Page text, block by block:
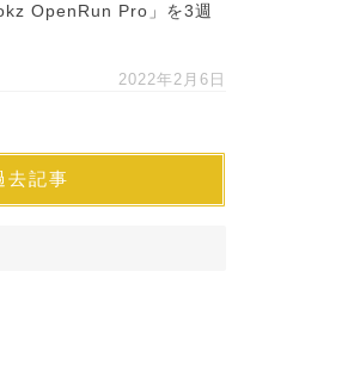
OpenRun Pro」を3週
2022年2月6日
去記事